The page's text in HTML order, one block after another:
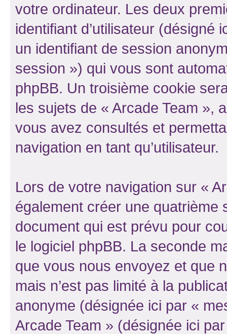
votre ordinateur. Les deux
identifiant d’utilisateur (désigné
un identifiant de session
session ») qui vous sont
phpBB. Un troisième cookie
les sujets de « Arcade Team »,
vous avez consultés et
navigation en tant qu’utilisateur.
Lors de votre navigation sur «
également créer une
document qui est prévu pour
le logiciel phpBB. La seconde
que vous nous envoyez et que
mais n’est pas limité à la
anonyme (désignée ici par «
Arcade Team » (désignée ici